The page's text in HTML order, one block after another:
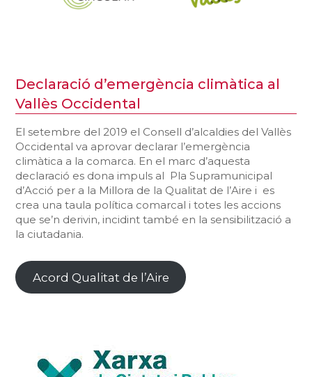
Declaració d’emergència climàtica al
Vallès Occidental
El setembre del 2019 el Consell d’alcaldies del Vallès
Occidental va aprovar declarar l’emergència
climàtica a la comarca. En el marc d’aquesta
declaració es dona impuls al Pla Supramunicipal
d’Acció per a la Millora de la Qualitat de l’Aire i es
crea una taula política comarcal i totes les accions
que se’n derivin, incidint també en la sensibilització a
la ciutadania.
Acord Qualitat de l’Aire